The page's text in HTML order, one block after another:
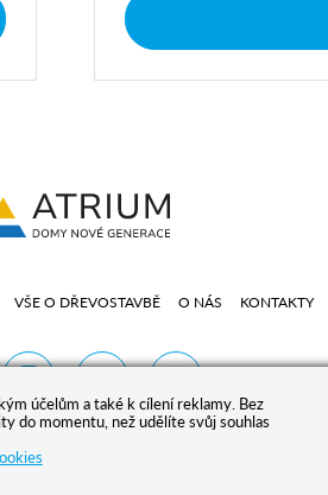
VŠE O DŘEVOSTAVBĚ O NÁS KONTAKTY
účelům a také k cílení reklamy. Bez
do momentu, než udělíte svůj souhlas